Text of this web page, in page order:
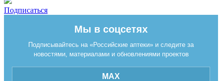
Подписаться
Мы в соцсетях
Подписывайтесь на «Российские аптеки» и следите за
новостями, материалами и обновлениями проектов
MAX